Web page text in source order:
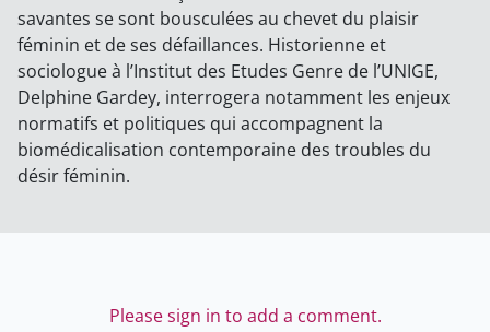
savantes se sont bousculées au chevet du plaisir
féminin et de ses défaillances. Historienne et
sociologue à l’Institut des Etudes Genre de l’UNIGE,
Delphine Gardey, interrogera notamment les enjeux
normatifs et politiques qui accompagnent la
biomédicalisation contemporaine des troubles du
désir féminin.
Please sign in to add a comment.